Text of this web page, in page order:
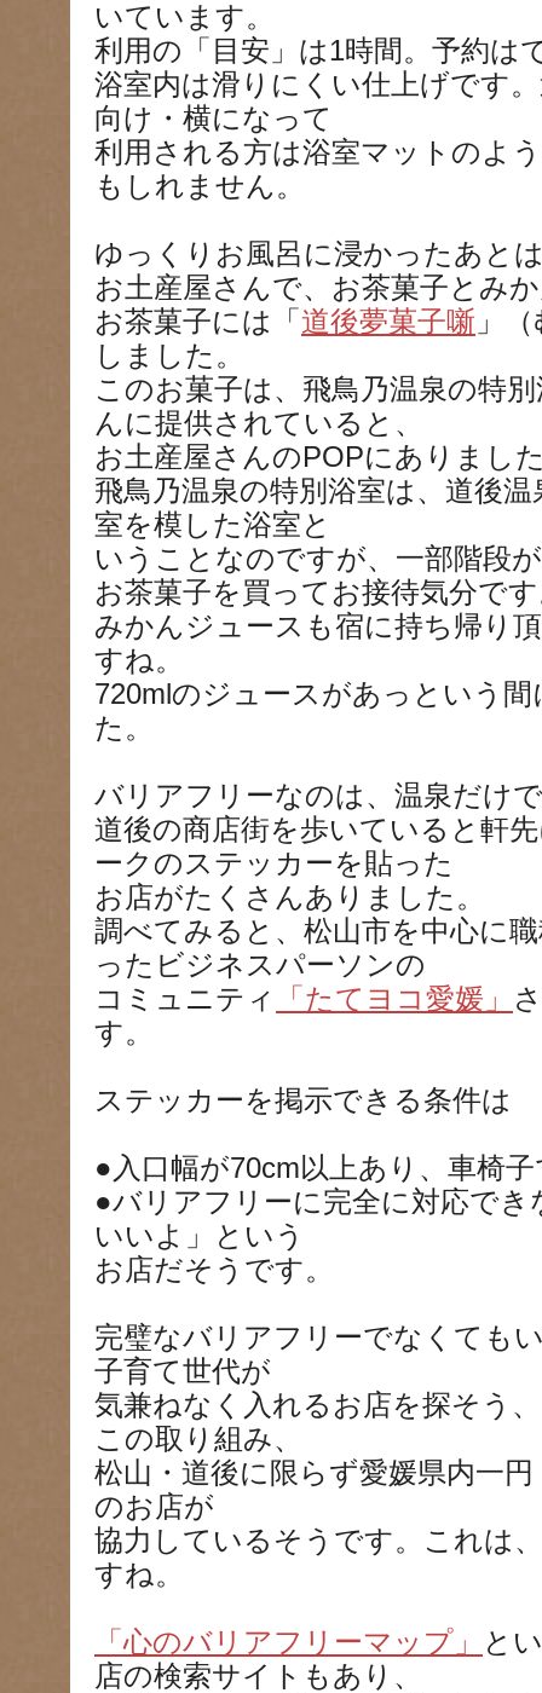
いています。
利用の「目安」は1時間。予約は
浴室内は滑りにくい仕上げです
向け・横になって
利用される方は浴室マットのよ
もしれません。
ゆっくりお風呂に浸かったあと
お土産屋さんで、お茶菓子とみ
お茶菓子には「 道後夢菓子噺 」
しました。
このお菓子は、飛鳥乃温泉の特
んに提供されていると、
お土産屋さんのPOPにありまし
飛鳥乃温泉の特別浴室は、道後
室を模した浴室と
いうことなのですが、一部階段
お茶菓子を買ってお接待気分で
みかんジュースも宿に持ち帰り
すね。
720mlのジュースがあっという
た。
バリアフリーなのは、温泉だけ
道後の商店街を歩いていると軒
ークのステッカーを貼った
お店がたくさんありました。
調べてみると、松山市を中心に
ったビジネスパーソンの
コミュニティ
「たてヨコ愛媛」
す。
ステッカーを掲示できる条件は
●入口幅が70cm以上あり、車椅
●バリアフリーに完全に対応で
いいよ」という
お店だそうです。
完璧なバリアフリーでなくても
子育て世代が
気兼ねなく入れるお店を探そう
この取り組み、
松山・道後に限らず愛媛県内一
のお店が
協力しているそうです。これは
すね。
「心のバリアフリーマップ」
と
店の検索サイトもあり、